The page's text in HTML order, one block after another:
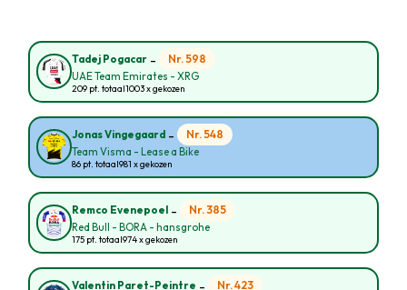
Tadej Pogacar - Nr. 598
UAE Team Emirates - XRG
209 pt. totaal1003 x gekozen
Jonas Vingegaard - Nr. 548
Team Visma - Lease a Bike
86 pt. totaal981 x gekozen
Remco Evenepoel - Nr. 385
Red Bull - BORA - hansgrohe
175 pt. totaal974 x gekozen
Valentin Paret-Peintre - Nr. 423